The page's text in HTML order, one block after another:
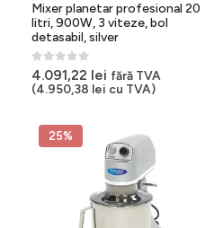
Mixer planetar profesional 20
litri, 900W, 3 viteze, bol
detasabil, silver
0out of 5
4.091,22 lei fără TVA
(4.950,38 lei cu TVA)
25%